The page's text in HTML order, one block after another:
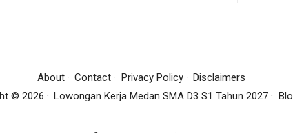
About Contact Privacy Policy
Disclaimers
© 2026 Lowongan Kerja Medan SMA D3 S1 Tahun 2027